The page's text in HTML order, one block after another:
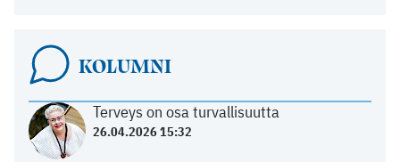
KOLUMNI
Terveys on osa turvallisuutta
26.04.2026 15:32